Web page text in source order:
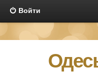
Войти